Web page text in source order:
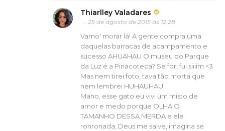
Thiarlley Valadares
25 de agosto de 2015 às 12:28
Vamo' morar lá! A gente compra uma
daquelas barracas de acampamento e
sucesso AHUAHAU O museu do Parque
da Luz é a Pinacoteca? Se for, fui siiiim <3
Mas nem tirei foto, tava tão morta que
nem lembrei HUHAUHAU
Mano, esse gato eu vivi um misto de
amor e medo porque OLHA O
TAMANHO DESSA MERDA e ele
ronronada, Deus me salve, imagina se